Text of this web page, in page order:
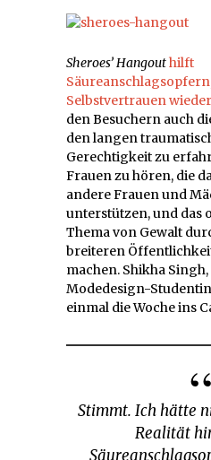
Sheroes’ Hangouthilft
Selbstvertrauen
den Besuchern auch
den langen
Gerechtigkeit zu
Frauen zu hören, die
andere Frauen und
unterstützen, und das
Thema von Gewalt
breiteren
machen. Shikha
Modedesign-
einmal die Woche ins
Stimmt. Ich hätte nie etwas von der
Realität